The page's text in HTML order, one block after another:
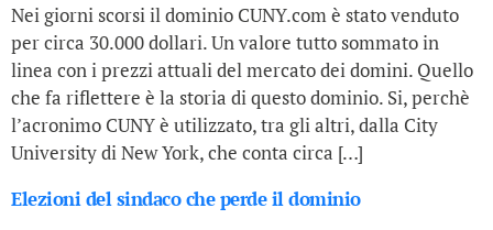
Nei giorni scorsi il dominio CUNY.com è stato venduto
per circa 30.000 dollari. Un valore tutto sommato in
linea con i prezzi attuali del mercato dei domini. Quello
che fa riflettere è la storia di questo dominio. Si, perchè
l’acronimo CUNY è utilizzato, tra gli altri, dalla City
University di New York, che conta circa […]
Elezioni del sindaco che perde il dominio